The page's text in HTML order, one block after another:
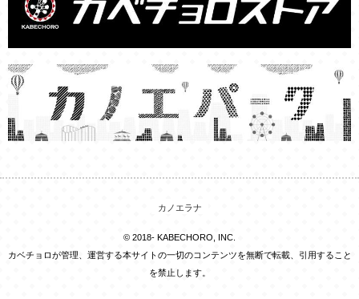
カノエラナ
© 2018- KABECHORO, INC.
カベチョロが管理、運営する本サイトの一切のコンテンツを無断で転載、引用すること
を禁止します。